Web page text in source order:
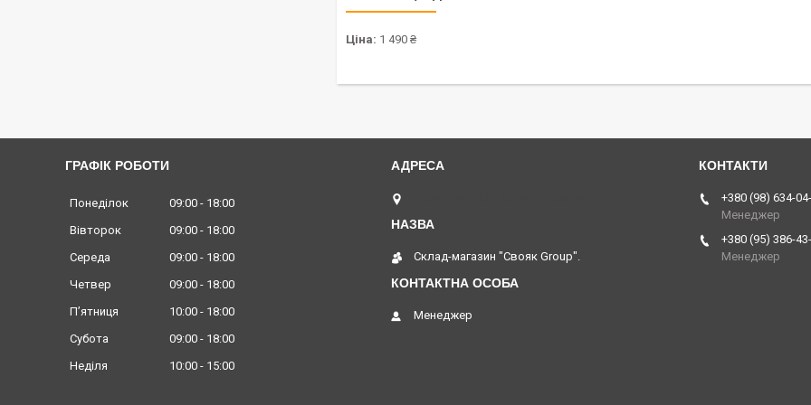
Ціна: 1 490 ₴
ГРАФІК РОБОТИ
Понеділок 09:00
18:00
Вівторок
09:00
18:00
Середа
09:00
18:00
Четвер
09:00
18:00
Пʼятниця
10:00
18:00
Субота
09:00
18:00
Неділя
10:00 15:00
Склад-магазин "Свояк Group".
Менеджер
+380 (98) 634-
Менеджер
+380 (95) 386-
Менеджер